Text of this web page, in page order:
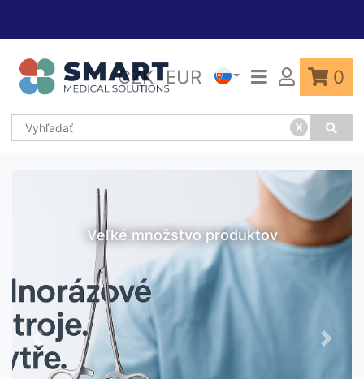
x
CZK EUR 0
Veľké množstvo produktov
Previous Next